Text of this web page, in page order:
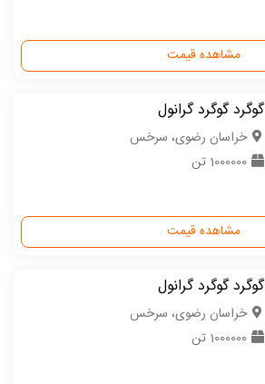
مشاهده قیمت
گوگرد گوگرد گرانول
خراسان رضوی، سرخس
1000000 تن
مشاهده قیمت
گوگرد گوگرد گرانول
خراسان رضوی، سرخس
1000000 تن